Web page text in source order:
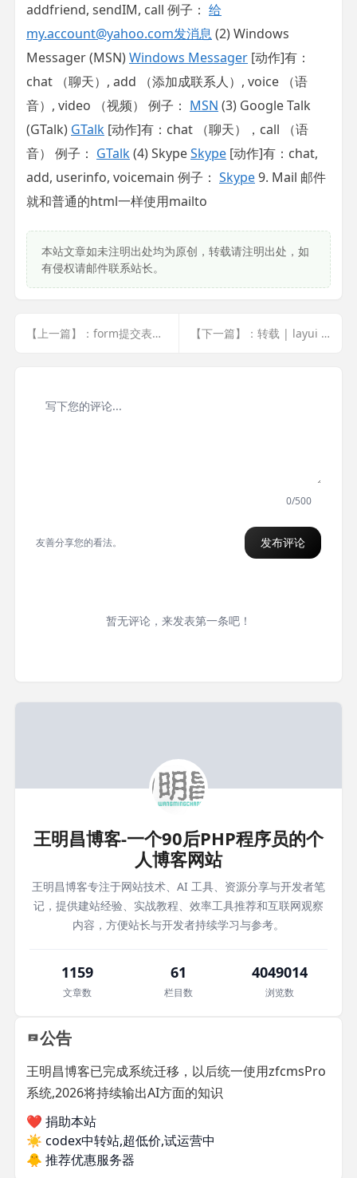
addfriend, sendIM, call 例子： 给
my.account@yahoo.com发消息 (2) Windows
Messager (MSN)Windows Messager [动作]有：
chat （聊天）, add （添加成联系人）, voice （语
音）, video （视频） 例子： MSN (3) Google Talk
(GTalk) GTalk [动作]有：chat （聊天），call （语
音） 例子： GTalk(4) SkypeSkype [动作]有：chat,
add, userinfo, voicemain 例子： Skype9. Mail 邮件
就和普通的html一样使用mailto
本站文章如未注明出处均为原创，转载请注明出处，如
有侵权请邮件联系站长。
【上一篇】：form提交表单使用数组的形式 【下一篇】：转载 | layui select change事件如何响应?
0/500
友善分享您的看法。 发布评论
暂无评论，来发表第一条吧！
王明昌博客-一个90后PHP程序员的个
人博客网站
王明昌博客专注于网站技术、AI 工具、资源分享与开发者笔
记，提供建站经验、实战教程、效率工具推荐和互联网观察
内容，方便站长与开发者持续学习与参考。
1159
文章数
61
栏目数
4049014
浏览数
公告
王明昌博客已完成系统迁移，以后统一使用zfcmsPro
系统,2026将持续输出AI方面的知识
❤️ 捐助本站
☀️ codex中转站,超低价,试运营中
🐥 推荐优惠服务器